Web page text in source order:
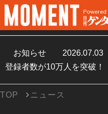
お知らせ 2026.07.03
登録者数が10万人を突破！
TOP ニュース